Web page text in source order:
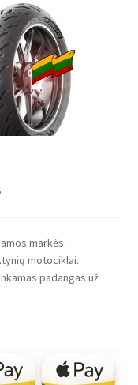
markės.
motociklai.
padangas už